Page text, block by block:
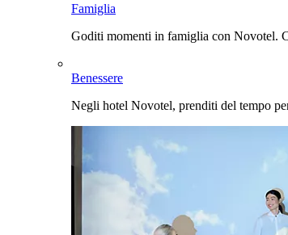
Famiglia
Goditi momenti in famiglia con Novotel.
Benessere
Negli hotel Novotel, prenditi del tempo